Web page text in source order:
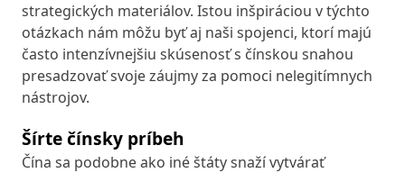
strategických materiálov. Istou inšpiráciou v týchto
otázkach nám môžu byť aj naši spojenci, ktorí majú
často intenzívnejšiu skúsenosť s čínskou snahou
presadzovať svoje záujmy za pomoci nelegitímnych
nástrojov.
Šírte čínsky príbeh
Čína sa podobne ako iné štáty snaží vytvárať